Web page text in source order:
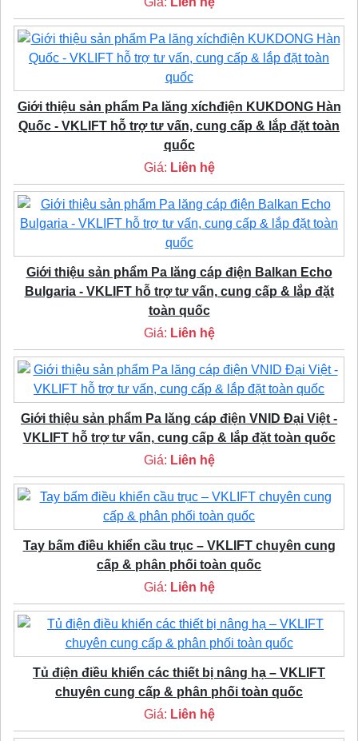
Giới thiệu sản phẩm Pa lăng xíchđiện KUKDONG Hàn
Quốc - VKLIFT hỗ trợ tư vấn, cung cấp & lắp đặt toàn
quốc
Giá: Liên hệ
Giới thiệu sản phẩm Pa lăng cáp điện Balkan Echo
Bulgaria - VKLIFT hỗ trợ tư vấn, cung cấp & lắp đặt
toàn quốc
Giá: Liên hệ
Giới thiệu sản phẩm Pa lăng cáp điện VNID Đại Việt -
VKLIFT hỗ trợ tư vấn, cung cấp & lắp đặt toàn quốc
Giá: Liên hệ
Tay bấm điều khiển cầu trục – VKLIFT chuyên cung
cấp & phân phối toàn quốc
Giá: Liên hệ
Tủ điện điều khiển các thiết bị nâng hạ – VKLIFT
chuyên cung cấp & phân phối toàn quốc
Giá: Liên hệ